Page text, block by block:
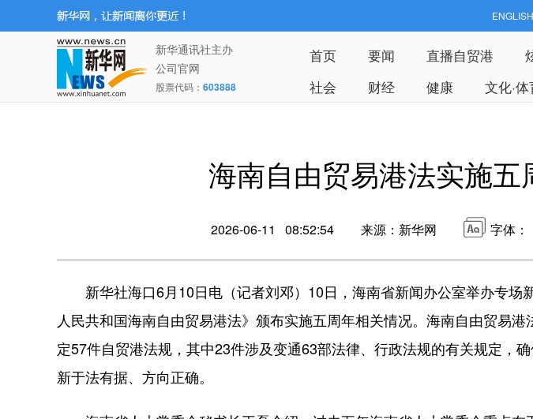
ENGLISH
新华通讯社主办
公司官网
股票代码： 603888
首页 要闻 直播自贸港
社会
财经 健康 文化·
海南自由贸易港法实施
2026-06-11 08:52:54 来源：新华网 字体：
新华社海口6月10日电（记者刘邓）10日，海南省新闻办公室举办专场
人民共和国海南自由贸易港法》颁布实施五周年相关情况。海南自由贸易
定57件自贸港法规，其中23件涉及变通63部法律、行政法规的有关规定，
新于法有据、方向正确。